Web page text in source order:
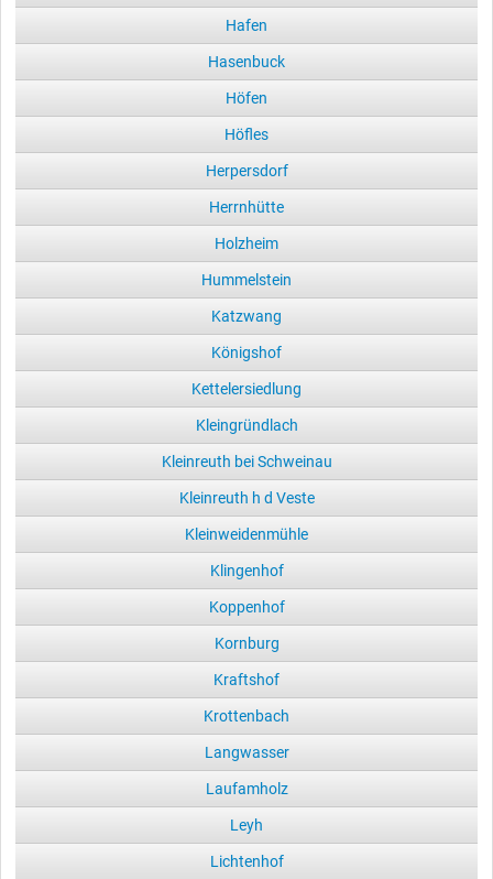
Hafen
Hasenbuck
Höfen
Höfles
Herpersdorf
Herrnhütte
Holzheim
Hummelstein
Katzwang
Königshof
Kettelersiedlung
Kleingründlach
Kleinreuth bei Schweinau
Kleinreuth h d Veste
Kleinweidenmühle
Klingenhof
Koppenhof
Kornburg
Kraftshof
Krottenbach
Langwasser
Laufamholz
Leyh
Lichtenhof